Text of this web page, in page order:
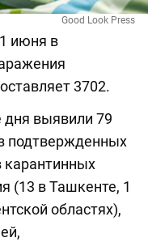
Good Look Press
июня в
3702.
дня выявили 79
подтвержденных
карантинных
(13 в Ташкенте, 1
областях),